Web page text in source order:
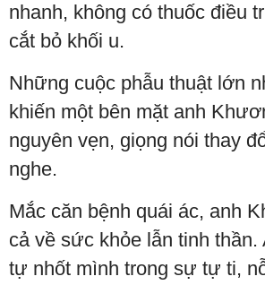
nhanh, không có thuốc điều
cắt bỏ khối u.
Những cuộc phẫu thuật lớn
khiến một bên mặt anh
nguyên vẹn, giọng nói thay
nghe.
Mắc căn bệnh quái ác, anh
cả về sức khỏe lẫn tinh thần.
tự nhốt mình trong sự tự ti,